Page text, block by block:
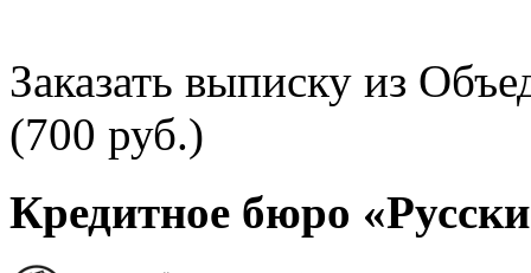
Заказать выписку из
(700 руб.)
Кредитное бюро